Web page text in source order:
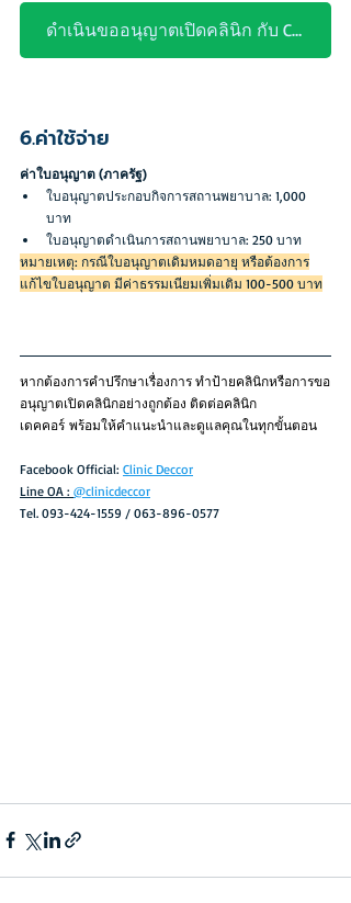
ดำเนินขออนุญาตเปิดคลินิก กับ CND >คลิก<
6.ค่าใช้จ่าย
ค่าใบอนุญาต (ภาครัฐ)
ใบอนุญาตประกอบกิจการสถานพยาบาล: 1,000
บาท
ใบอนุญาตดำเนินการสถานพยาบาล: 250 บาท
หมายเหตุ: กรณีใบอนุญาตเดิมหมดอายุ หรือต้องการ
แก้ไขใบอนุญาต มีค่าธรรมเนียมเพิ่มเติม 100-500 บาท
หากต้องการคำปรึกษาเรื่องการ ทำป้ายคลินิกหรือการขอ
อนุญาตเปิดคลินิกอย่างถูกต้อง ติดต่อคลินิก
เดคคอร์ พร้อมให้คำแนะนำและดูแลคุณในทุกขั้นตอน
Facebook Official: Clinic Deccor
Line OA : @clinicdeccor
Tel. 093-424-1559 / 063-896-0577